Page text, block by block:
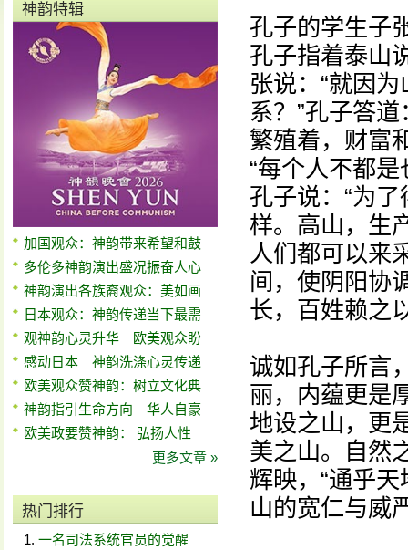
神韵特辑
加国观众：神韵带来希望和鼓
多伦多神韵演出盛况振奋人心
神韵演出各族裔观众：美如画
日本观众：神韵传递当下最需
观神韵心灵升华 欧美观众盼
感动日本 神韵洗涤心灵传递
欧美观众赞神韵：树立文化典
神韵指引生命方向 华人自豪
欧美政要赞神韵： 弘扬人性
更多文章 »
热门排行
一名司法系统官员的觉醒
孔子的学生子
孔子指着泰山
张说：“就因
系？”孔子答
繁殖着，财富
“每个人不都
孔子说：“为
样。高山，生
人们都可以来
间，使阴阳协
长，百姓赖之
诚如孔子所言
丽，内蕴更是
地设之山，更
美之山。自然
辉映，“通乎
山的宽仁与威